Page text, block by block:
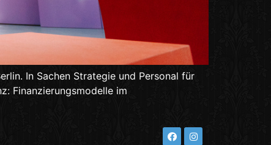
In Sachen Strategie und Personal für
Finanzierungsmodelle im